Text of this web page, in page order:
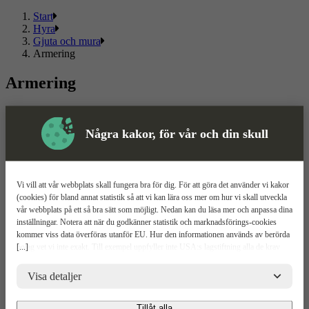
Några kakor, för vår och din skull
[...]
Vi vill att vår webbplats skall fungera bra för dig. För att göra det använder vi kakor
(cookies) för bland annat statistik så att vi kan lära oss mer om hur vi skall utveckla
vår webbplats på ett så bra sätt som möjligt. Nedan kan du läsa mer och anpassa dina
inställningar. Notera att när du godkänner statistik och marknadsförings-cookies
kommer viss data överföras utanför EU. Hur den informationen används av berörda
bolag vet vi inte exakt. Till exempel uppfyller inte USA:s lagstiftning alla de krav
risker för dina personuppgifter. De berörda bolagen måste lämna över uppgifter till
brottsbekämpande myndigheter i USA om de får en sådan begäran. Det kan dock
Visa detaljer
Start
Hyra
Gjuta och mura
Armering
Armering
hittar du ett sortiment som passar både privat och proffs.
Läs mindre
Om oss
5 enkla steg
Bli kund
Våra depåer
ToolPal To Go
Kundservice